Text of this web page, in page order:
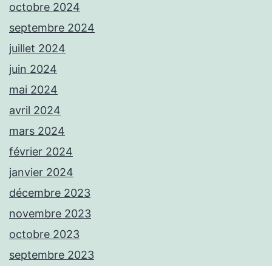
octobre 2024
septembre 2024
juillet 2024
juin 2024
mai 2024
avril 2024
mars 2024
février 2024
janvier 2024
décembre 2023
novembre 2023
octobre 2023
septembre 2023